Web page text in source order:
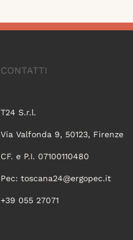
CONTATTI
T24 S.r.l.
Via Valfonda 9, 50123, Firenze
CF. e P.I. 07100110480
Pec: toscana24@ergopec.it
+39 055 27071